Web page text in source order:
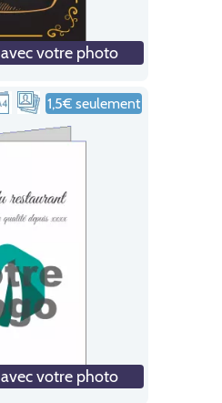
votre photo
1,5€ seulement
votre photo